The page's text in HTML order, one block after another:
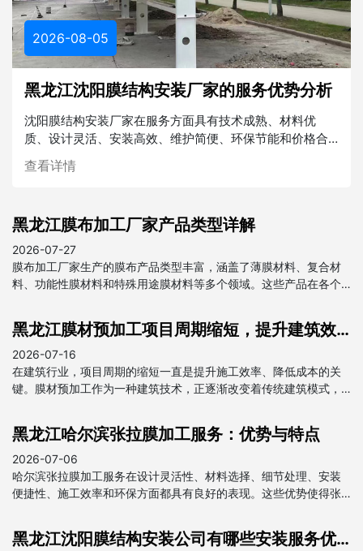
2026-08-05
黑龙江沈阳膜结构安装厂家的服务优势分析
沈阳膜结构安装厂家在服务方面具有技术成熟、材料优
质、设计灵活、安装高效、维护简便、环保节能和价格合
理等多重优势。在未来的建筑行业中，膜结构将发挥越来
越重要的作用
查看详情
黑龙江膜布加工厂家产品类型详解
2026-07-27
膜布加工厂家生产的膜布产品类型丰富，涵盖了薄膜材料、复合材
料、功能性膜材料和特殊用途膜材料等多个领域。这些产品在各个
黑龙江膜材预加工项目周期缩短，提升建筑效率
2026-07-16
在建筑行业，项目周期的缩短一直是提升施工效率、降低成本的关
键。膜材预加工作为一种建筑技术，正逐渐改变着传统建筑模式，
黑龙江哈尔滨张拉膜加工服务：优势与特点
2026-07-06
哈尔滨张拉膜加工服务在设计灵活性、材料选择、细节处理、安装
便捷性、施工效率和环保方面都具有良好的表现。这些优势使得张
一部分。
黑龙江沈阳膜结构安装公司有哪些安装服务优势